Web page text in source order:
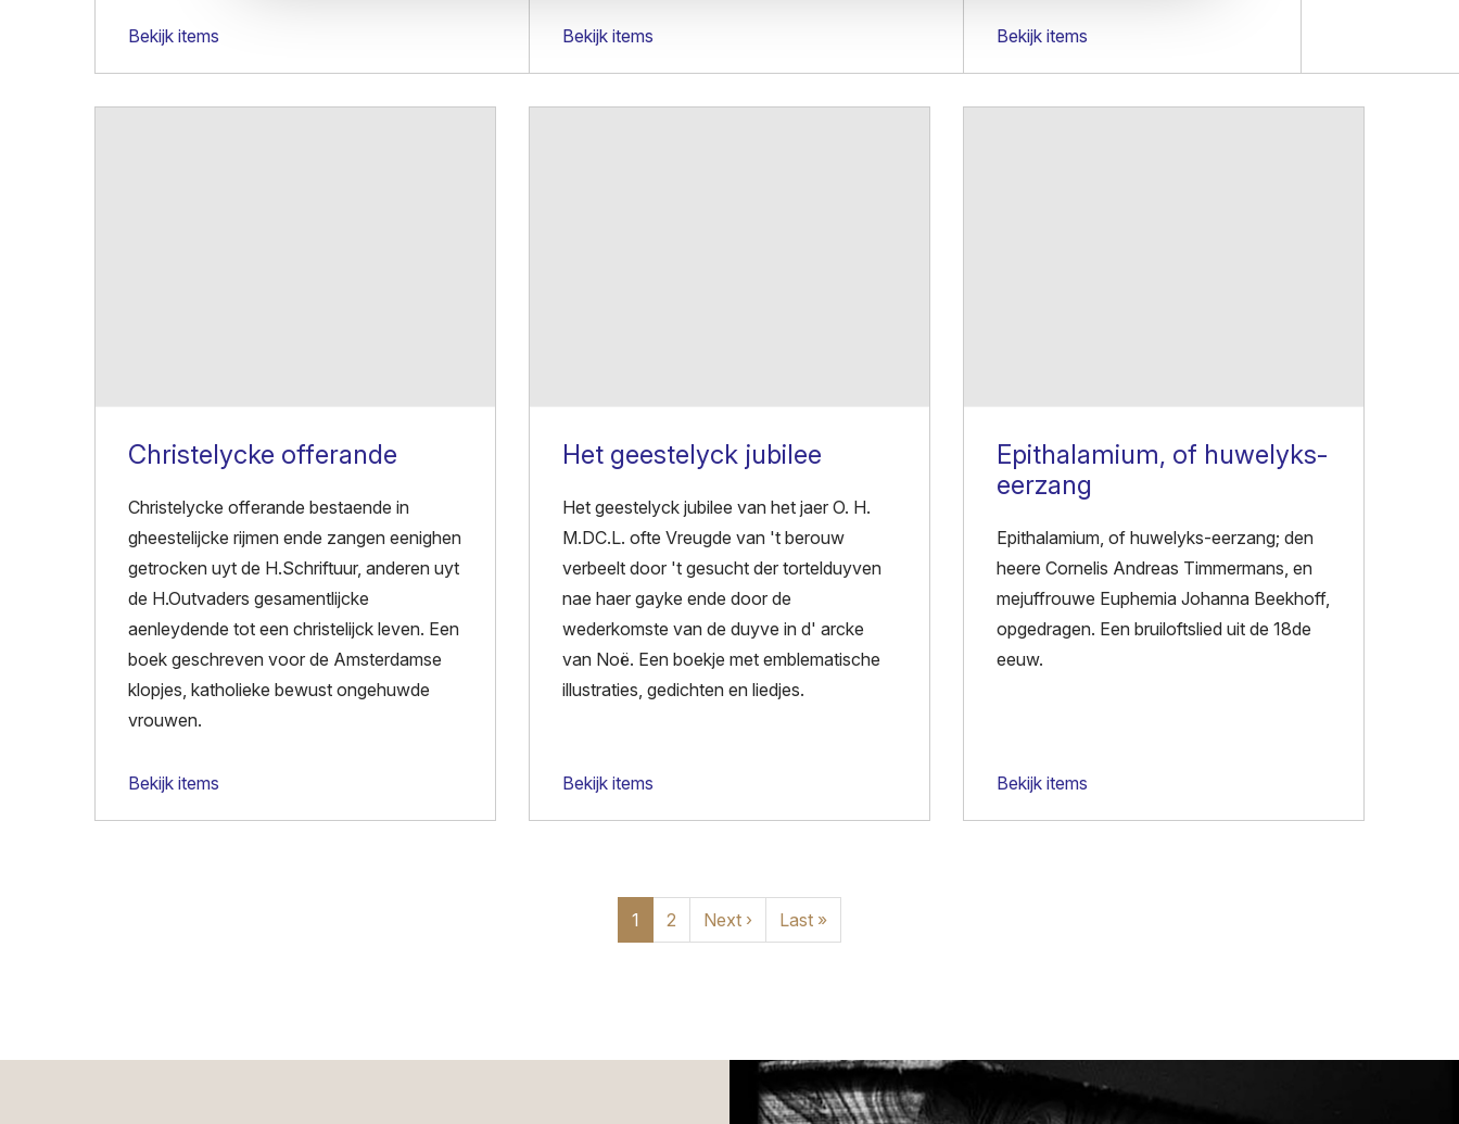
Bekijk items Bekijk items Bekijk items
Christelycke offerande
Christelycke offerande bestaende in
gheestelijcke rijmen ende zangen eenighen
getrocken uyt de H.Schriftuur, anderen uyt
de H.Outvaders gesamentlijcke
aenleydende tot een christelijck leven. Een
boek geschreven voor de Amsterdamse
klopjes, katholieke bewust ongehuwde
vrouwen.
Bekijk items
Het geestelyck jubilee
Het geestelyck jubilee van het jaer O. H.
M.DC.L. ofte Vreugde van 't berouw
verbeelt door 't gesucht der tortelduyven
nae haer gayke ende door de
wederkomste van de duyve in d' arcke
van Noë. Een boekje met emblematische
illustraties, gedichten en liedjes.
Bekijk items
Epithalamium, of huwelyks-
eerzang
Epithalamium, of huwelyks-eerzang; den
heere Cornelis Andreas Timmermans, en
mejuffrouwe Euphemia Johanna Beekhoff,
opgedragen. Een bruiloftslied uit de 18de
eeuw.
Bekijk items
Huidige
1 Pagina
2
Volgende
Next ›
Laatste
Last »